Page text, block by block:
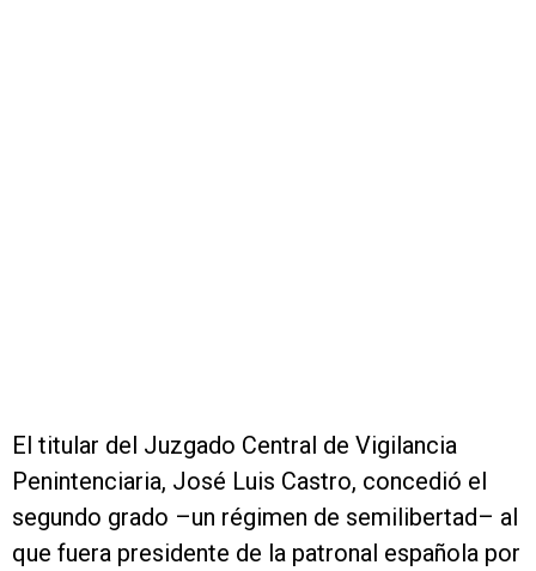
El titular del Juzgado Central de Vigilancia
Penintenciaria, José Luis Castro, concedió el
segundo grado –un régimen de semilibertad– al
que fuera presidente de la patronal española por